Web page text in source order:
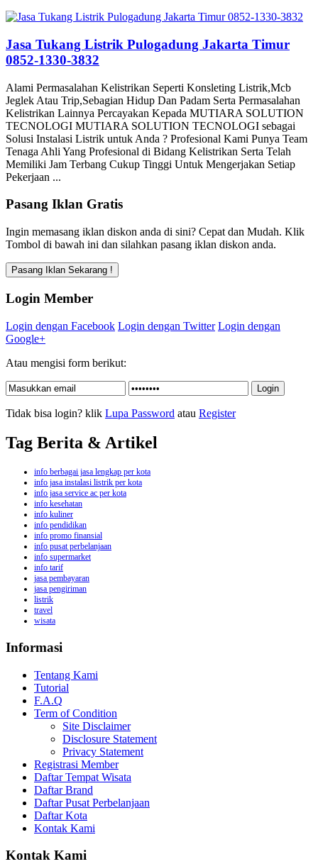
Jasa Tukang Listrik Pulogadung Jakarta Timur
0852-1330-3832
Alami Permasalahan Kelistrikan Seperti Konsleting Listrik,Mcb
Jeglek Atau Trip,Sebagian Hidup Dan Padam Serta Permasalahan
Kelistrikan Lainnya Percayakan Kepada MUTIARA SOLUTION
TECNOLOGI MUTIARA SOLUTION TECNOLOGI sebagai
Solusi Instalasi Listrik untuk Anda ? Profesional Kami Punya Team
Tenaga Ahli Yang Profesional di Bidang Kelistrikan Serta Telah
Memiliki Jam Terbang Cukup Tinggi Untuk Mengerjakan Setiap
Pekerjaan ...
Pasang Iklan Gratis
Ingin memasang iklan diskon anda di sini? Cepat dan Mudah. Klik
Tombol di bawah ini dan silahkan pasang iklan diskon anda.
Login Member
Login dengan Facebook Login dengan Twitter Login dengan
Google+
Atau mengisi form berikut:
Tidak bisa login? klik Lupa Password atau Register
Tag Berita & Artikel
info berbagai jasa lengkap per kota
info jasa instalasi listrik per kota
info jasa service ac per kota
info kesehatan
info kuliner
info pendidikan
info promo finansial
info pusat perbelanjaan
info supermarket
info tarif
jasa pembayaran
jasa pengiriman
listrik
travel
wisata
Informasi
Tentang Kami
Tutorial
F.A.Q
Term of Condition
Site Disclaimer
Disclosure Statement
Privacy Statement
Registrasi Member
Daftar Tempat Wisata
Daftar Brand
Daftar Pusat Perbelanjaan
Daftar Kota
Kontak Kami
Kontak Kami